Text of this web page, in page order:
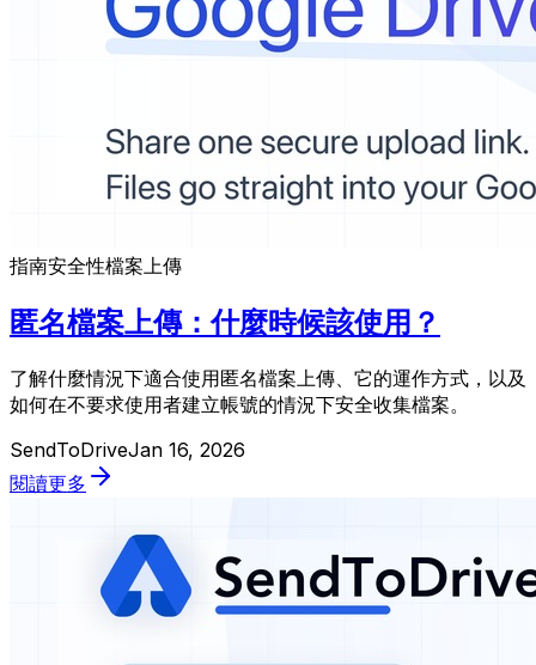
指南安全性檔案上傳
匿名檔案上傳：什麼時候該使用？
了解什麼情況下適合使用匿名檔案上傳、它的運作方式，以及
如何在不要求使用者建立帳號的情況下安全收集檔案。
SendToDriveJan 16, 2026
閱讀更多